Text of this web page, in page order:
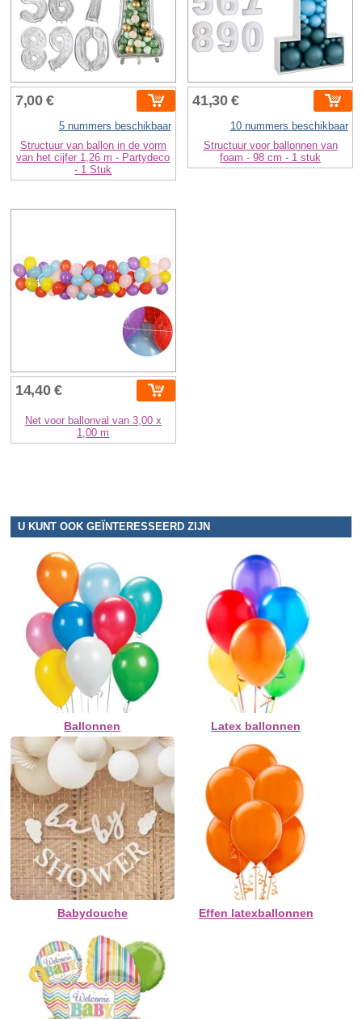
7,00 €
5 nummers beschikbaar
Structuur van ballon in de vorm
van het cijfer 1,26 m - Partydeco
- 1 Stuk
41,30 €
10 nummers beschikbaar
Structuur voor ballonnen van
foam - 98 cm - 1 stuk
14,40 €
Net voor ballonval van 3,00 x
1,00 m
U KUNT OOK GEÏNTERESSEERD ZIJN
Ballonnen Latex ballonnen
Babydouche Effen latexballonnen